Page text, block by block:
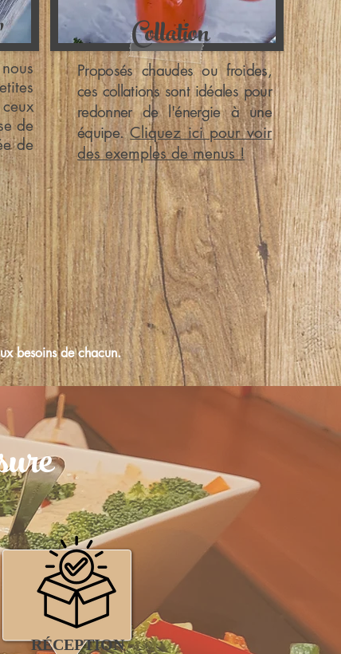
de
de
Collation
Proposés chaudes ou froides,
ces collations sont idéales pour
redonner de l'énergie à une
équipe.Cliquez ici pour voir
des exemples de menus !
besoins de chacun.
RÉCEPTION